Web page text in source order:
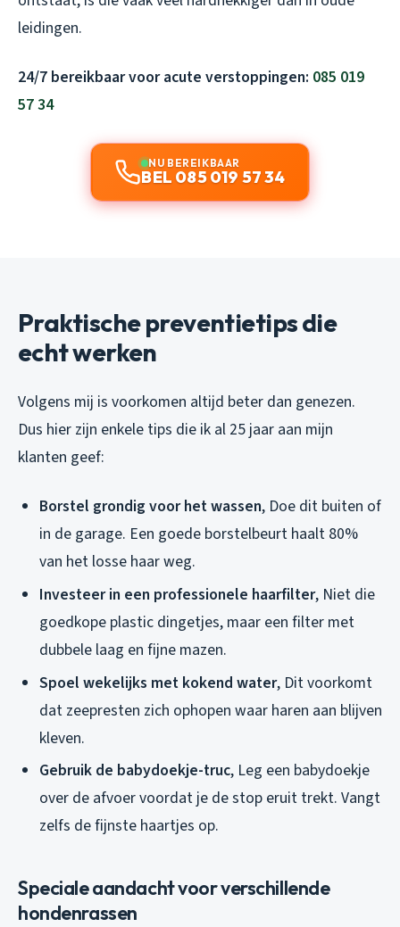
leidingen.
24/7 bereikbaar voor acute verstoppingen: 085 019
57 34
NU BEREIKBAAR
BEL 085 019 57 34
Praktische preventietips die
echt werken
Volgens mij is voorkomen altijd beter dan genezen.
Dus hier zijn enkele tips die ik al 25 jaar aan mijn
klanten geef:
Borstel grondig voor het wassen, Doe dit buiten of
in de garage. Een goede borstelbeurt haalt 80%
van het losse haar weg.
Investeer in een professionele haarfilter, Niet die
goedkope plastic dingetjes, maar een filter met
dubbele laag en fijne mazen.
Spoel wekelijks met kokend water, Dit voorkomt
dat zeepresten zich ophopen waar haren aan blijven
kleven.
Gebruik de babydoekje-truc, Leg een babydoekje
over de afvoer voordat je de stop eruit trekt. Vangt
zelfs de fijnste haartjes op.
Speciale aandacht voor verschillende
hondenrassen